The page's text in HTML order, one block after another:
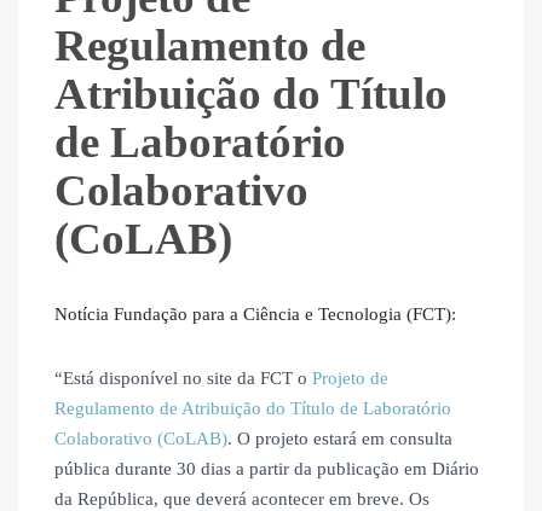
Regulamento de
Atribuição do Título
de Laboratório
Colaborativo
(CoLAB)
Notícia Fundação para a Ciência e Tecnologia (FCT):
“Está disponível no site da FCT o Projeto de
Regulamento de Atribuição do Título de Laboratório
Colaborativo (CoLAB). O projeto estará em consulta
pública durante 30 dias a partir da publicação em Diário
da República, que deverá acontecer em breve. Os